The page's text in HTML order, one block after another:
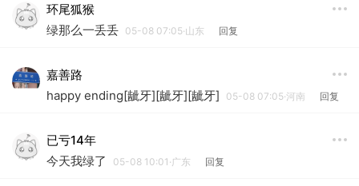
环尾狐猴
绿那么一丢丢 05-08 07:05·山东 回复
嘉善路
happy ending[龇牙][龇牙][龇牙]
05-08 07:05·河南 回复
已亏14年
今天我绿了
05-08 10:01·广东 回复